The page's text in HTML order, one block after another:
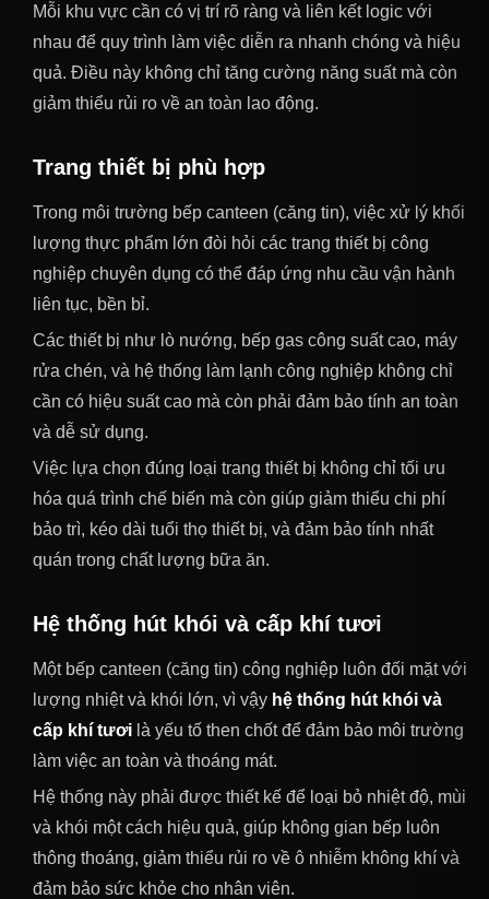
Mỗi khu vực cần có vị trí rõ ràng và liên kết logic với
nhau để quy trình làm việc diễn ra nhanh chóng và hiệu
quả. Điều này không chỉ tăng cường năng suất mà còn
giảm thiểu rủi ro về an toàn lao động.
Trang thiết bị phù hợp
Trong môi trường bếp canteen (căng tin), việc xử lý khối
lượng thực phẩm lớn đòi hỏi các trang thiết bị công
nghiệp chuyên dụng có thể đáp ứng nhu cầu vận hành
liên tục, bền bỉ.
Các thiết bị như lò nướng, bếp gas công suất cao, máy
rửa chén, và hệ thống làm lạnh công nghiệp không chỉ
cần có hiệu suất cao mà còn phải đảm bảo tính an toàn
và dễ sử dụng.
Việc lựa chọn đúng loại trang thiết bị không chỉ tối ưu
hóa quá trình chế biến mà còn giúp giảm thiểu chi phí
bảo trì, kéo dài tuổi thọ thiết bị, và đảm bảo tính nhất
quán trong chất lượng bữa ăn.
Hệ thống hút khói và cấp khí tươi
Một bếp canteen (căng tin) công nghiệp luôn đối mặt với
lượng nhiệt và khói lớn, vì vậy hệ thống hút khói và
cấp khí tươi là yếu tố then chốt để đảm bảo môi trường
làm việc an toàn và thoáng mát.
Hệ thống này phải được thiết kế để loại bỏ nhiệt độ, mùi
và khói một cách hiệu quả, giúp không gian bếp luôn
thông thoáng, giảm thiểu rủi ro về ô nhiễm không khí và
đảm bảo sức khỏe cho nhân viên.